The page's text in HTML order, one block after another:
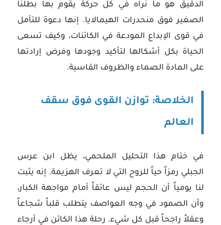
الدقيق هو ما نراه في كل حركة يقوم بها بطلنا
الصغير فوق منحدرات الهيمالايا. إنها دعوة للتأمل
في قوى الإبداع المودعة في الكائنات، وكيف تسعى
الحياة بكل أشكالها لتأكيد وجودها وفرض إرادتها
على المادة الصماء والظروف القاسية.
الخلاصة: توازن القوى فوق سقف
العالم
في ختام هذا التحليل الملحمي، يظل ابن عرس
الجبلي رمزاً حياً للروح التي لا تعرف الهزيمة. إنه يثبت
لنا يومياً أن الحجم ليس عائقاً أمام مواجهة الكبار،
وأن الصمود في وجه العواصف يتطلب قلباً شجاعاً
وعقلاً راجحاً قبل كل شيء. رحلة هذا الكائن في أرجاء